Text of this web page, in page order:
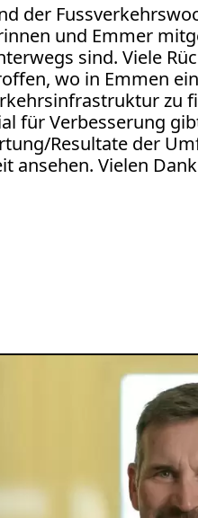
der
und Emmer
sind. Viele
wo in Emmen
zu
für Verbesserung
Resultate der
ansehen. Vielen